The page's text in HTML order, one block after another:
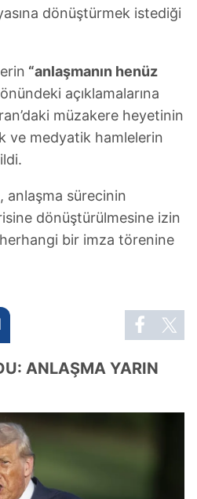
dönüştürmek istediği
“anlaşmanın henüz
önündeki açıklamalarına
müzakere heyetinin
ve medyatik hamlelerin
anlaşma sürecinin
dönüştürülmesine izin
bir imza törenine
ANLAŞMA YARIN